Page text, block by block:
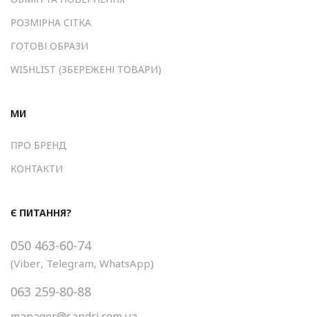
РОЗМІРНА СІТКА
ГОТОВІ ОБРАЗИ
WISHLIST (ЗБЕРЕЖЕНІ ТОВАРИ)
МИ
ПРО БРЕНД
КОНТАКТИ
Є ПИТАННЯ?
050 463-60-74
(Viber, Telegram, WhatsApp)
063 259-80-88